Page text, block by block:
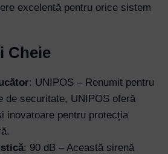
excelentă pentru orice sistem
Cheie
: UNIPOS – Renumit pentru
de securitate, UNIPOS oferă
inovatoare pentru protecția
: 90 dB – Această sirenă